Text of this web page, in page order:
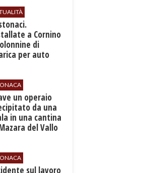
a Cornino
di
per auto
un operaio
da una
in una cantina
del Vallo
sul lavoro